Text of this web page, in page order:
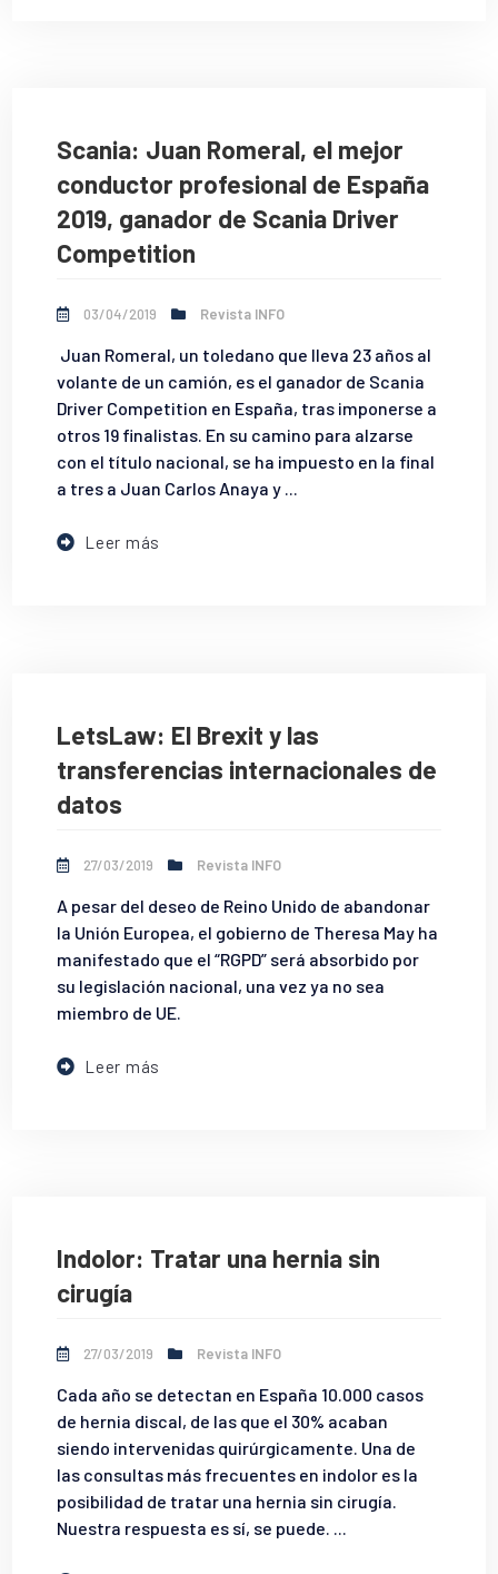
Scania: Juan Romeral, el mejor
conductor profesional de España
2019, ganador de Scania Driver
Competition
03/04/2019 Revista INFO
Juan Romeral, un toledano que lleva 23 años al
volante de un camión, es el ganador de Scania
Driver Competition en España, tras imponerse a
otros 19 finalistas. En su camino para alzarse
con el título nacional, se ha impuesto en la final
a tres a Juan Carlos Anaya y ...
Leer más
LetsLaw: El Brexit y las
transferencias internacionales de
datos
27/03/2019 Revista INFO
A pesar del deseo de Reino Unido de abandonar
la Unión Europea, el gobierno de Theresa May ha
manifestado que el “RGPD” será absorbido por
su legislación nacional, una vez ya no sea
miembro de UE.
Leer más
Indolor: Tratar una hernia sin
cirugía
27/03/2019 Revista INFO
Cada año se detectan en España 10.000 casos
de hernia discal, de las que el 30% acaban
siendo intervenidas quirúrgicamente. Una de
las consultas más frecuentes en indolor es la
posibilidad de tratar una hernia sin cirugía.
Nuestra respuesta es sí, se puede. ...